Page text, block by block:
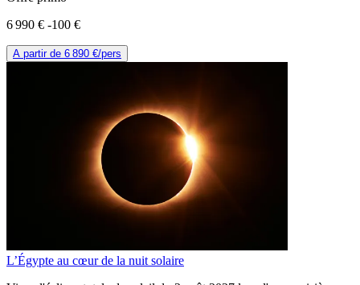
6 990 € -100 €
A partir de 6 890 €/pers
L’Égypte au cœur de la nuit solaire